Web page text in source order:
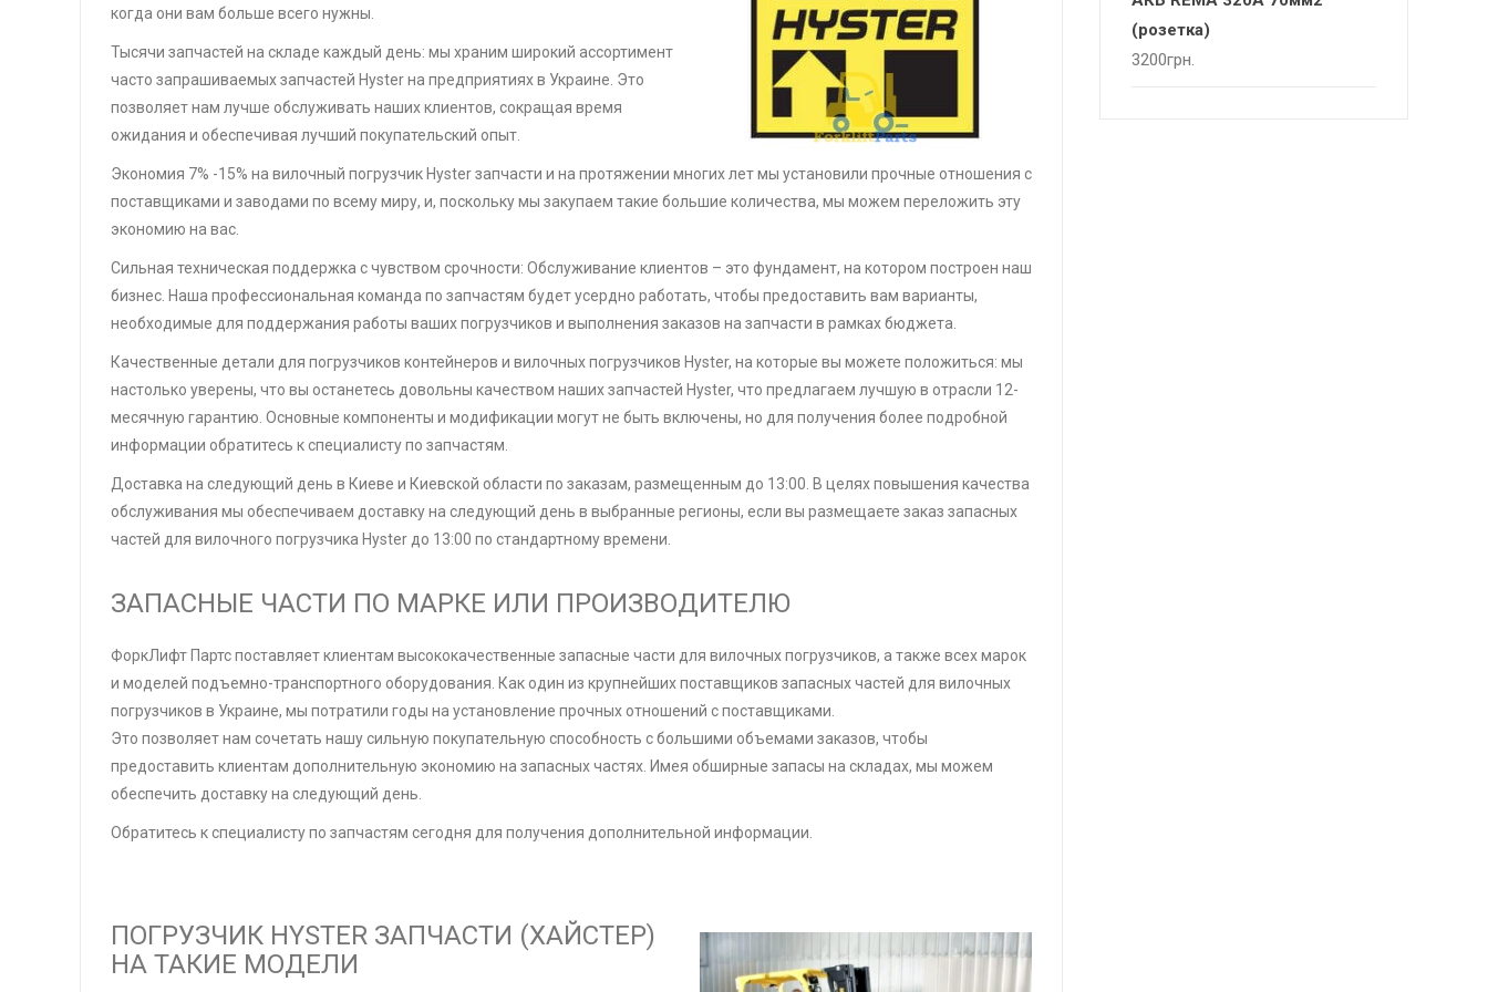
когда они вам больше всего нужны.
Тысячи запчастей на складе каждый день: мы храним широкий ассортимент
часто запрашиваемых запчастей Hyster на предприятиях в Украине. Это
позволяет нам лучше обслуживать наших клиентов, сокращая время
ожидания и обеспечивая лучший покупательский опыт.
Экономия 7% -15% на вилочный погрузчик Hyster запчасти и на протяжении многих лет мы установили прочные отношения с
поставщиками и заводами по всему миру, и, поскольку мы закупаем такие большие количества, мы можем переложить эту
экономию на вас.
Сильная техническая поддержка с чувством срочности: Обслуживание клиентов – это фундамент, на котором построен наш
бизнес. Наша профессиональная команда по запчастям будет усердно работать, чтобы предоставить вам варианты,
необходимые для поддержания работы ваших погрузчиков и выполнения заказов на запчасти в рамках бюджета.
Качественные детали для погрузчиков контейнеров и вилочных погрузчиков Hyster, на которые вы можете положиться: мы
настолько уверены, что вы останетесь довольны качеством наших запчастей Hyster, что предлагаем лучшую в отрасли 12-
месячную гарантию. Основные компоненты и модификации могут не быть включены, но для получения более подробной
информации обратитесь к специалисту по запчастям.
Доставка на следующий день в Киеве и Киевской области по заказам, размещенным до 13:00. В целях повышения качества
обслуживания мы обеспечиваем доставку на следующий день в выбранные регионы, если вы размещаете заказ запасных
частей для вилочного погрузчика Hyster до 13:00 по стандартному времени.
ЗАПАСНЫЕ ЧАСТИ ПО МАРКЕ ИЛИ ПРОИЗВОДИТЕЛЮ
ФоркЛифт Партс поставляет клиентам высококачественные запасные части для вилочных погрузчиков, а также всех марок
и моделей подъемно-транспортного оборудования. Как один из крупнейших поставщиков запасных частей для вилочных
погрузчиков в Украине, мы потратили годы на установление прочных отношений с поставщиками.
Это позволяет нам сочетать нашу сильную покупательную способность с большими объемами заказов, чтобы
предоставить клиентам дополнительную экономию на запасных частях. Имея обширные запасы на складах, мы можем
обеспечить доставку на следующий день.
Обратитесь к специалисту по запчастям сегодня для получения дополнительной информации.
ПОГРУЗЧИК HYSTER ЗАПЧАСТИ (ХАЙСТЕР)
НА ТАКИЕ МОДЕЛИ
(розетка)
3200грн.